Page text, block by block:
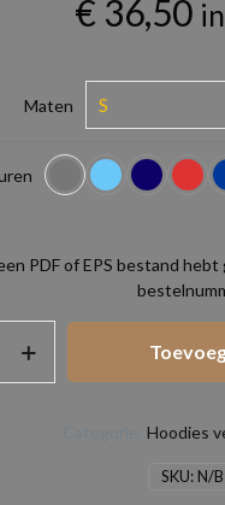
€ 36,50
Maten
PDF of EPS bestand
SKU:N/B
Hoodies